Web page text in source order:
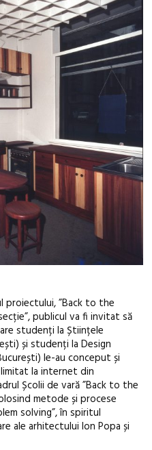
proiectului, ”Back to the
publicul va fi invitat să
studenți la Științele
și studenți la Design
le-au conceput și
la internet din
Școlii de vară ”Back to the
metode și procese
solving”, în spiritul
ale arhitectului Ion Popa și